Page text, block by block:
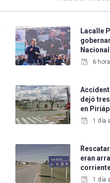
Lacalle
6
dejó
en
1 día
eran
1 día